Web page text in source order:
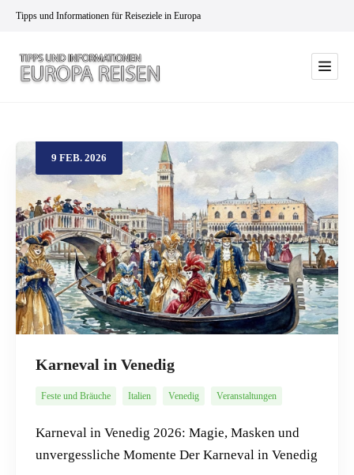
Tipps und Informationen für Reiseziele in Europa
9 FEB. 2026
Karneval in Venedig
Feste und Bräuche Italien Venedig Veranstaltungen
Karneval in Venedig 2026: Magie, Masken und
unvergessliche Momente Der Karneval in Venedig